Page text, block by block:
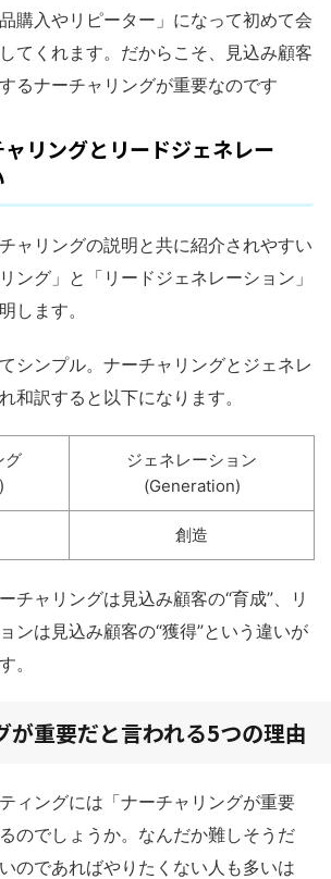
購入やリピーター」になって初めて会
てくれます。だからこそ、見込み顧客
るナーチャリングが重要なのです
ャリングとリードジェネレー
ャリングの説明と共に紹介されやすい
ング」と「リードジェネレーション」
します。
シンプル。ナーチャリングとジェネレ
和訳すると以下になります。
グ
ジェネレーション
(Generation)
創造
チャリングは見込み顧客の“育成”、リ
ンは見込み顧客の“獲得”という違いが
。
が重要だと言われる5つの理由
ィングには「ナーチャリングが重要
のでしょうか。なんだか難しそうだ
のであればやりたくない人も多いは